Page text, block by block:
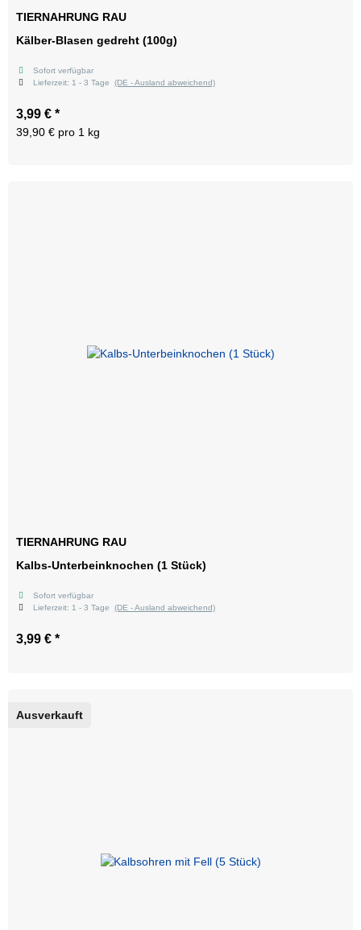
TIERNAHRUNG RAU
Kälber-Blasen gedreht (100g)
Sofort verfügbar
Lieferzeit: 1 - 3 Tage (DE - Ausland abweichend)
3,99 € *
39,90 € pro 1 kg
TIERNAHRUNG RAU
Kalbs-Unterbeinknochen (1 Stück)
Sofort verfügbar
Lieferzeit: 1 - 3 Tage (DE - Ausland abweichend)
3,99 € *
Ausverkauft